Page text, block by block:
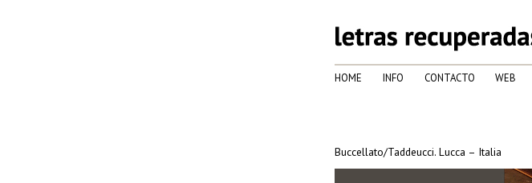
HOME INFO CONTACTO WEB
Buccellato/Taddeucci. Lucca – Italia